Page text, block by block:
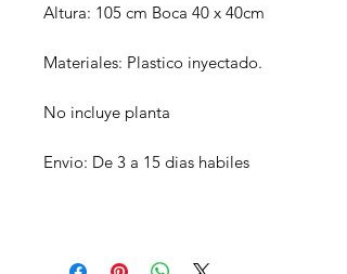
Altura: 105 cm Boca 40 x 40cm
Materiales: Plastico inyectado.
No incluye planta
Envio: De 3 a 15 dias habiles